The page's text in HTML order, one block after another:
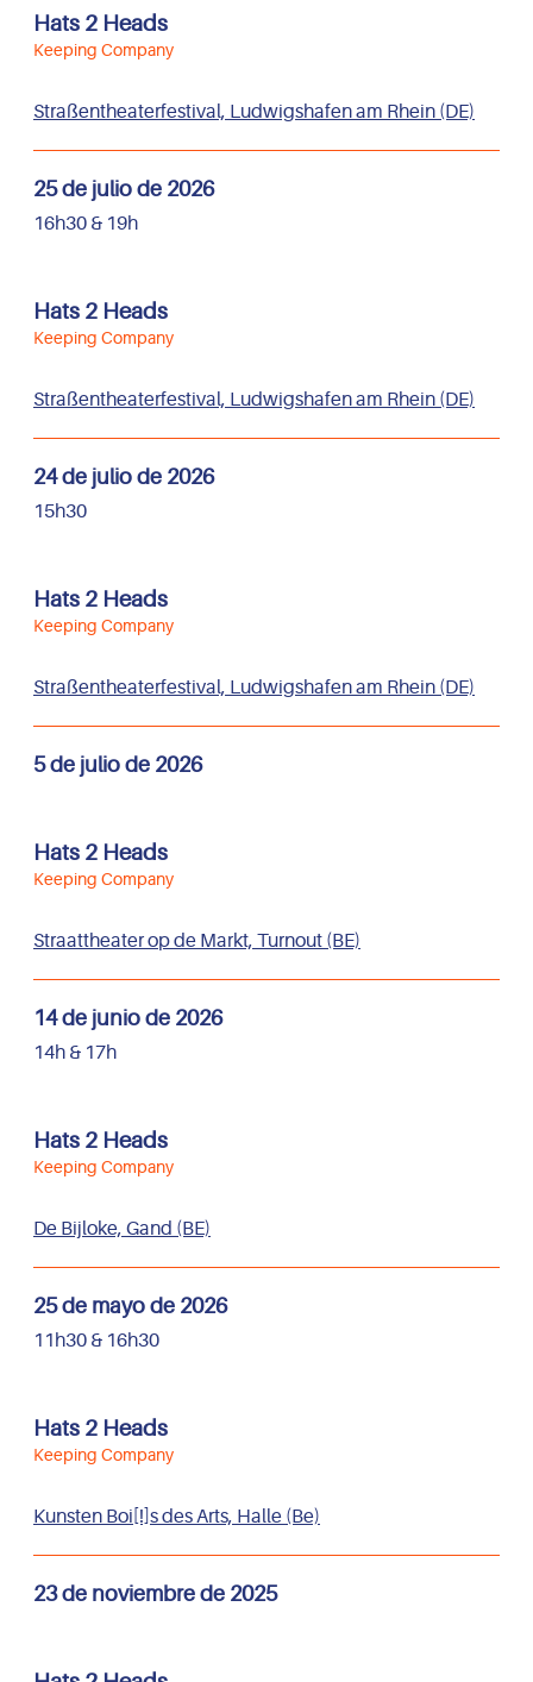
Hats 2 Heads
Keeping Company
Straßentheaterfestival, Ludwigshafen am Rhein (DE)
25 de julio de 2026
16h30 & 19h
Hats 2 Heads
Keeping Company
Straßentheaterfestival, Ludwigshafen am Rhein (DE)
24 de julio de 2026
15h30
Hats 2 Heads
Keeping Company
Straßentheaterfestival, Ludwigshafen am Rhein (DE)
5 de julio de 2026
Hats 2 Heads
Keeping Company
Straattheater op de Markt, Turnout (BE)
14 de junio de 2026
14h & 17h
Hats 2 Heads
Keeping Company
De Bijloke, Gand (BE)
25 de mayo de 2026
11h30 & 16h30
Hats 2 Heads
Keeping Company
Kunsten Boi[!]s des Arts, Halle (Be)
23 de noviembre de 2025